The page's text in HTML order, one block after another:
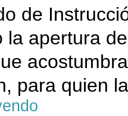
de
la apertura
para quien